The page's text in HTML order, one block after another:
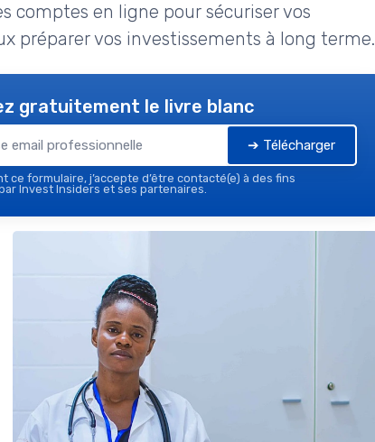
comptes en ligne pour sécuriser vos
préparer vos investissements à long terme.
gratuitement le livre blanc
➔ Télécharger
ce formulaire, j’accepte d’être contacté(e) à des fins
Invest Insiders et ses partenaires.